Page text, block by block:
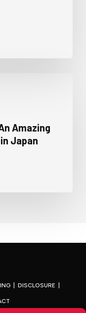
Amazing
Japan
|DISCLOSURE